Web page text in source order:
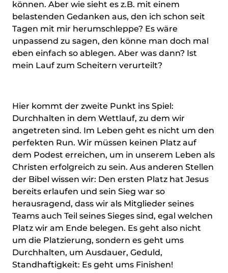
können. Aber wie sieht es z.B. mit einem
belastenden Gedanken aus, den ich schon seit
Tagen mit mir herumschleppe? Es wäre
unpassend zu sagen, den könne man doch mal
eben einfach so ablegen. Aber was dann? Ist
mein Lauf zum Scheitern verurteilt?
Hier kommt der zweite Punkt ins Spiel:
Durchhalten in dem Wettlauf, zu dem wir
angetreten sind. Im Leben geht es nicht um den
perfekten Run. Wir müssen keinen Platz auf
dem Podest erreichen, um in unserem Leben als
Christen erfolgreich zu sein. Aus anderen Stellen
der Bibel wissen wir: Den ersten Platz hat Jesus
bereits erlaufen und sein Sieg war so
herausragend, dass wir als Mitglieder seines
Teams auch Teil seines Sieges sind, egal welchen
Platz wir am Ende belegen. Es geht also nicht
um die Platzierung, sondern es geht ums
Durchhalten, um Ausdauer, Geduld,
Standhaftigkeit: Es geht ums Finishen!